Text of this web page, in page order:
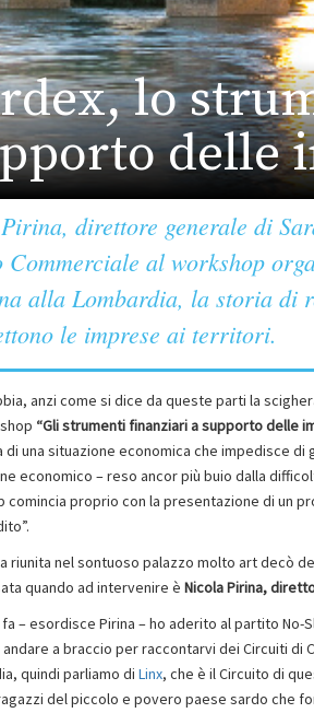
lo
delle
direttore generale di
Commerciale al workshop
alla Lombardia, la storia di
le imprese ai territori.
anzi come si dice da queste parti la
“Gli strumenti finanziari a supporto delle
di una situazione economica che impedisce
economico – reso ancor più buio dalla
comincia proprio con la presentazione di un
riunita nel sontuoso palazzo molto art decò
quando ad intervenire è Nicola Pirina,
fa – esordisce Pirina – ho aderito al partito No-
a braccio per raccontarvi dei Circuiti di
quindi parliamo di Linx, che è il Circuito di
del piccolo e povero paese sardo che